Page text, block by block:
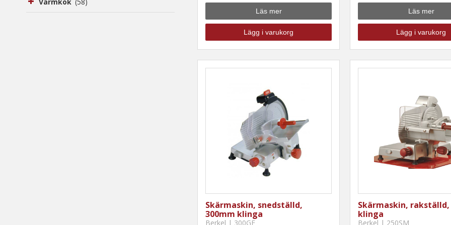
Varmkök (58)
Läs mer
Lägg i varukorg
Läs mer
Lägg i varukorg
Skärmaskin, snedställd,
300mm klinga
Berkel | 300GE
Skärmaskin, rakställd,
klinga
Berkel | 250SM